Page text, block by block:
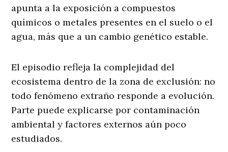
apunta a la exposición a compuestos
químicos o metales presentes en el suelo o el
agua, más que a un cambio genético estable.
El episodio refleja la complejidad del
ecosistema dentro de la zona de exclusión: no
todo fenómeno extraño responde a evolución.
Parte puede explicarse por contaminación
ambiental y factores externos aún poco
estudiados.